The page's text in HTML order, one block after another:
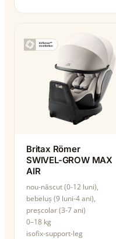
Britax Römer
SWIVEL-GROW MAX
AIR
nou-născut (0-12 luni),
bebeluș (9 luni-4 ani),
preșcolar (3-7 ani)
0–18 kg
isofix-support-leg